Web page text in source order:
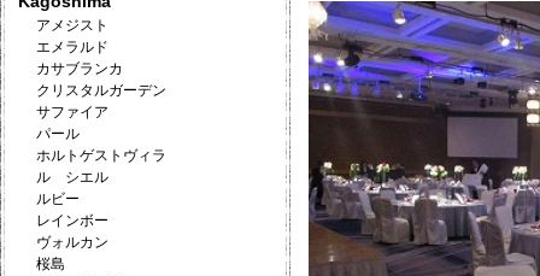
アメジスト
エメラルド
カサブランカ
クリスタルガーデン
サファイア
パール
ホルトゲストヴィラ
ル シエル
ルビー
レインボー
ヴォルカン
桜島